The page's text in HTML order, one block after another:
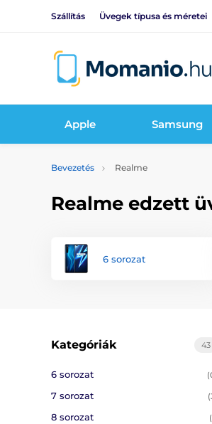
Szállítás Üvegek típusa és méretei
Apple Samsung
Bevezetés Realme
Realme edzett
6 sorozat
43
Kategóriák
6 sorozat
7 sorozat
8 sorozat